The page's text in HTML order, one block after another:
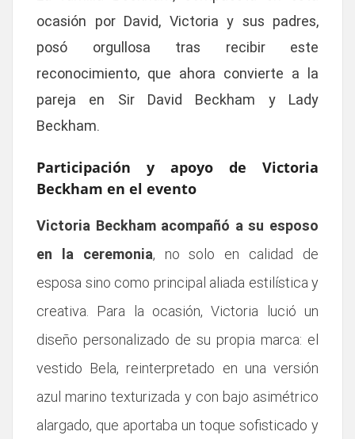
ocasión por David, Victoria y sus padres,
posó orgullosa tras recibir este
reconocimiento, que ahora convierte a la
pareja en Sir David Beckham y Lady
Beckham.
Participación y apoyo de Victoria
Beckham en el evento
Victoria Beckham acompañó a su esposo
en la ceremonia, no solo en calidad de
esposa sino como principal aliada estilística y
creativa. Para la ocasión, Victoria lució un
diseño personalizado de su propia marca: el
vestido Bela, reinterpretado en una versión
azul marino texturizada y con bajo asimétrico
alargado, que aportaba un toque sofisticado y